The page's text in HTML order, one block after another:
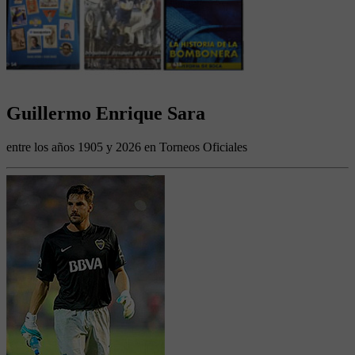
Guillermo Enrique Sara
entre los años 1905 y 2026 en Torneos Oficiales